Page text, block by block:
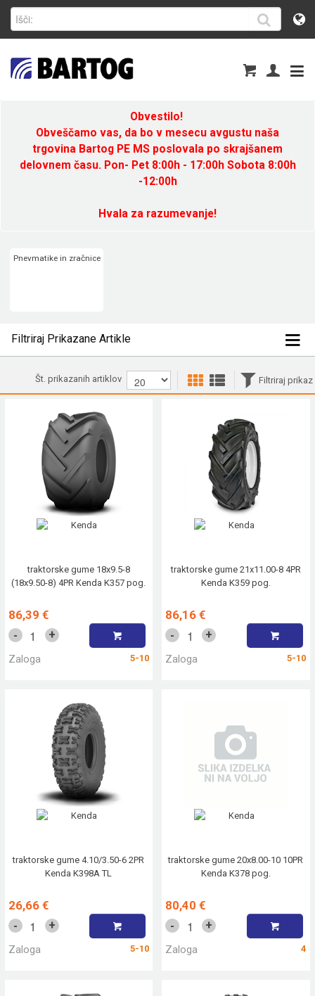
Obvestilo!
Obveščamo vas, da bo v mesecu avgustu naša
trgovina Bartog PE MS poslovala po skrajšanem
delovnem času. Pon- Pet 8:00h - 17:00h Sobota 8:00h
-12:00h
Hvala za razumevanje!
Pnevmatike in zračnice
Filtriraj Prikazane Artikle
Filtriraj prikaz
Št. prikazanih artiklov
traktorske gume 18x9.5-8
(18x9.50-8) 4PR Kenda K357 pog.
86,39 €
- +
Zaloga 5-10
traktorske gume 21x11.00-8 4PR
Kenda K359 pog.
86,16 €
- +
Zaloga 5-10
traktorske gume 4.10/3.50-6 2PR
Kenda K398A TL
26,66 €
- +
Zaloga 5-10
traktorske gume 20x8.00-10 10PR
Kenda K378 pog.
80,40 €
- +
Zaloga 4